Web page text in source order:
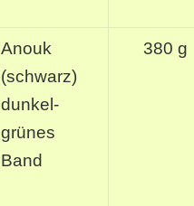
Anouk
(schwarz)
dunkel-
grünes
Band
380 g